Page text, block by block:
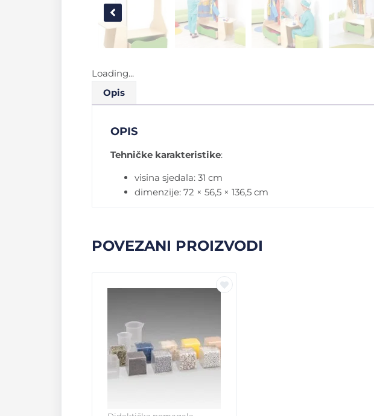
Loading...
Opis
OPIS
Tehničke karakteristike:
visina sjedala: 31 cm
dimenzije: 72 × 56,5 × 136,5 cm
POVEZANI PROIZVODI